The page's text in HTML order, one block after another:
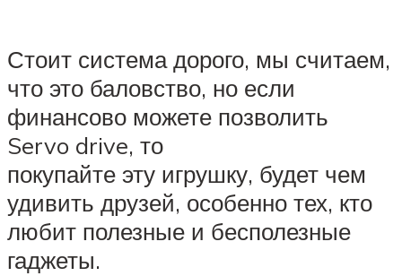
Стоит система дорого, мы считаем,
что это баловство, но если
финансово можете позволить
Servo drive, то
покупайте эту игрушку, будет чем
удивить друзей, особенно тех, кто
любит полезные и бесполезные
гаджеты.